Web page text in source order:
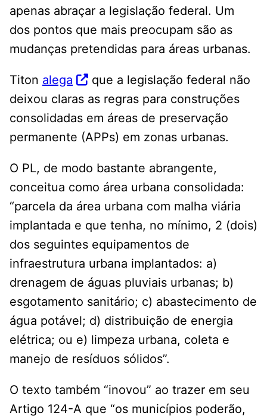
apenas abraçar a legislação federal. Um
dos pontos que mais preocupam são as
mudanças pretendidas para áreas urbanas.
Titon alega
que a legislação federal não
deixou claras as regras para construções
consolidadas em áreas de preservação
permanente (APPs) em zonas urbanas.
O PL, de modo bastante abrangente,
conceitua como área urbana consolidada:
“parcela da área urbana com malha viária
implantada e que tenha, no mínimo, 2 (dois)
dos seguintes equipamentos de
infraestrutura urbana implantados: a)
drenagem de águas pluviais urbanas; b)
esgotamento sanitário; c) abastecimento de
água potável; d) distribuição de energia
elétrica; ou e) limpeza urbana, coleta e
manejo de resíduos sólidos”.
O texto também “inovou” ao trazer em seu
Artigo 124-A que “os municípios poderão,